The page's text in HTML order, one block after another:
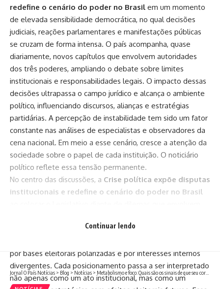
redefine o cenário do poder no Brasil em um momento
de elevada sensibilidade democrática, no qual decisões
judiciais, reações parlamentares e manifestações públicas
se cruzam de forma intensa. O país acompanha, quase
diariamente, novos capítulos que envolvem autoridades
dos três poderes, ampliando o debate sobre limites
institucionais e responsabilidades legais. O impacto dessas
decisões ultrapassa o campo jurídico e alcança o ambiente
político, influenciando discursos, alianças e estratégias
partidárias. A percepção de instabilidade tem sido um fator
constante nas análises de especialistas e observadores da
cena nacional. Em meio a esse cenário, cresce a atenção da
sociedade sobre o papel de cada instituição. O noticiário
político reflete essa tensão permanente.
No centro das discussões, a Crise política expõe disputas
institucionais e redefine o cenário do poder no Brasil
prerrogativas parlamentares. A dificuldade em construir
por bases eleitorais polarizadas e por interesses internos
divergentes. Cada posicionamento passa a ser interpretado
não apenas como um ato institucional, mas como um
Continuar lendo
Jornal O País Notícias > Blog > Notícias > Metabolismo e foco: Quais são os sinais de que seu corpo está pedindo ajuste?